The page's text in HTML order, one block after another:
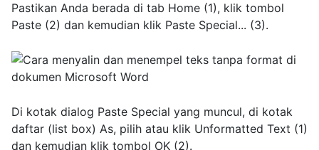
Pastikan Anda berada di tab Home (1), klik tombol
Paste (2) dan kemudian klik Paste Special... (3).
Di kotak dialog Paste Special yang muncul, di kotak
daftar (list box) As, pilih atau klik Unformatted Text (1)
dan kemudian klik tombol OK (2).